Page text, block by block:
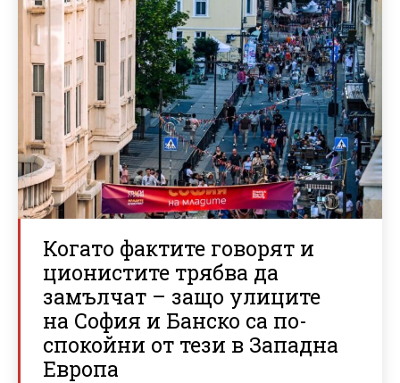
Когато фактите говорят и
ционистите трябва да
замълчат – защо улиците
на София и Банско са по-
спокойни от тези в Западна
Европа